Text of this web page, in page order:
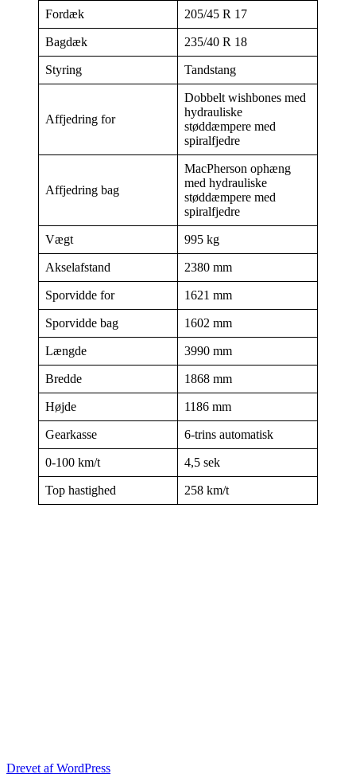
Fordæk 205/45 R 17
Bagdæk 235/40 R 18
Styring Tandstang
Affjedring for
Dobbelt wishbones med
hydrauliske
støddæmpere med
spiralfjedre
Affjedring bag
MacPherson ophæng
med hydrauliske
støddæmpere med
spiralfjedre
Vægt 995 kg
Akselafstand 2380 mm
Sporvidde for 1621 mm
Sporvidde bag 1602 mm
Længde 3990 mm
Bredde 1868 mm
Højde 1186 mm
Gearkasse 6-trins automatisk
0-100 km/t 4,5 sek
Top hastighed 258 km/t
Drevet af WordPress